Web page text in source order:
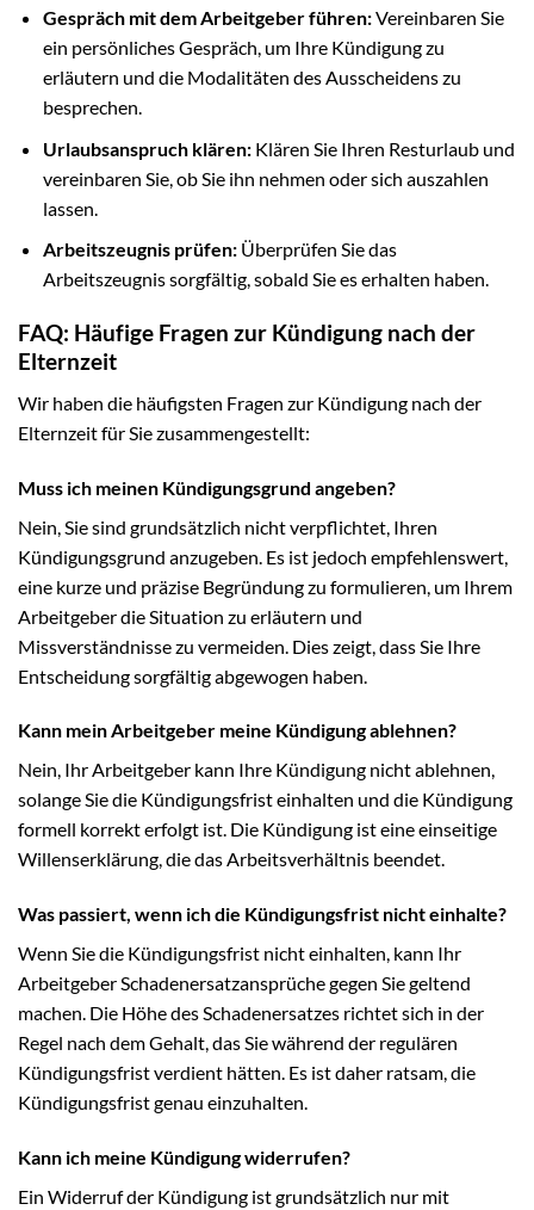
Gespräch mit dem Arbeitgeber führen:Vereinbaren Sie
ein persönliches Gespräch, um Ihre Kündigung zu
erläutern und die Modalitäten des Ausscheidens zu
besprechen.
Urlaubsanspruch klären:Klären Sie Ihren Resturlaub und
vereinbaren Sie, ob Sie ihn nehmen oder sich auszahlen
lassen.
Arbeitszeugnis prüfen:Überprüfen Sie das
Arbeitszeugnis sorgfältig, sobald Sie es erhalten haben.
FAQ: Häufige Fragen zur Kündigung nach der
Elternzeit
Wir haben die häufigsten Fragen zur Kündigung nach der
Elternzeit für Sie zusammengestellt:
Muss ich meinen Kündigungsgrund angeben?
Nein, Sie sind grundsätzlich nicht verpflichtet, Ihren
Kündigungsgrund anzugeben. Es ist jedoch empfehlenswert,
eine kurze und präzise Begründung zu formulieren, um Ihrem
Arbeitgeber die Situation zu erläutern und
Missverständnisse zu vermeiden. Dies zeigt, dass Sie Ihre
Entscheidung sorgfältig abgewogen haben.
Kann mein Arbeitgeber meine Kündigung ablehnen?
Nein, Ihr Arbeitgeber kann Ihre Kündigung nicht ablehnen,
solange Sie die Kündigungsfrist einhalten und die Kündigung
formell korrekt erfolgt ist. Die Kündigung ist eine einseitige
Willenserklärung, die das Arbeitsverhältnis beendet.
Was passiert, wenn ich die Kündigungsfrist nicht einhalte?
Wenn Sie die Kündigungsfrist nicht einhalten, kann Ihr
Arbeitgeber Schadenersatzansprüche gegen Sie geltend
machen. Die Höhe des Schadenersatzes richtet sich in der
Regel nach dem Gehalt, das Sie während der regulären
Kündigungsfrist verdient hätten. Es ist daher ratsam, die
Kündigungsfrist genau einzuhalten.
Kann ich meine Kündigung widerrufen?
Ein Widerruf der Kündigung ist grundsätzlich nur mit